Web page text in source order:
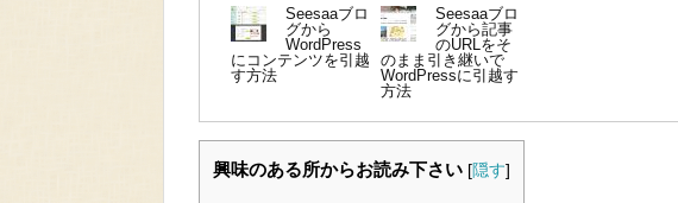
Seesaaブロ
グから
WordPress
にコンテンツを引越
す方法
Seesaaブロ
グから記事
のURLをそ
のまま引き継いで
WordPressに引越す
方法
興味のある所からお読み下さい [隠す]